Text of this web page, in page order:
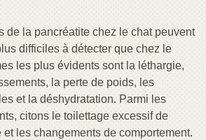
de la pancréatite chez le chat peuvent
difficiles à détecter que chez le
les plus évidents sont la léthargie,
la perte de poids, les
et la déshydratation. Parmi les
citons le toilettage excessif de
et les changements de comportement.